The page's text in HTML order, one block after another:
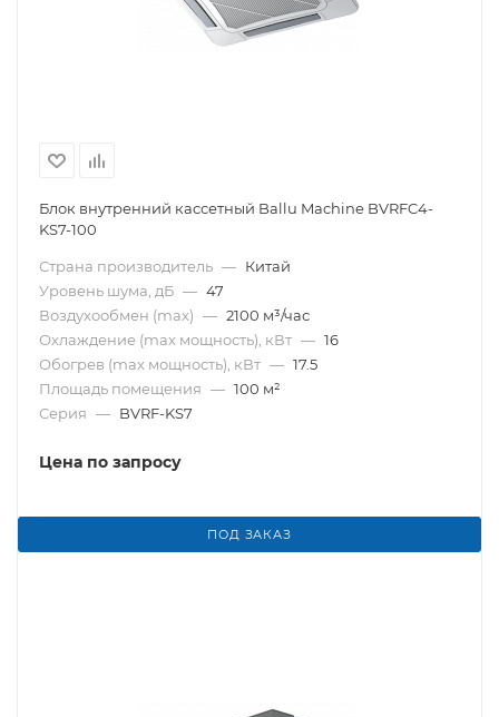
Блок внутренний кассетный Ballu Machine BVRFC4-
KS7-100
Страна производитель — Китай
Уровень шума, дБ — 47
Воздухообмен (max) — 2100 м³/час
Охлаждение (max мощность), кВт — 16
Обогрев (max мощность), кВт — 17.5
Площадь помещения — 100 м²
Серия — BVRF-KS7
Цена по запросу
ПОД ЗАКАЗ